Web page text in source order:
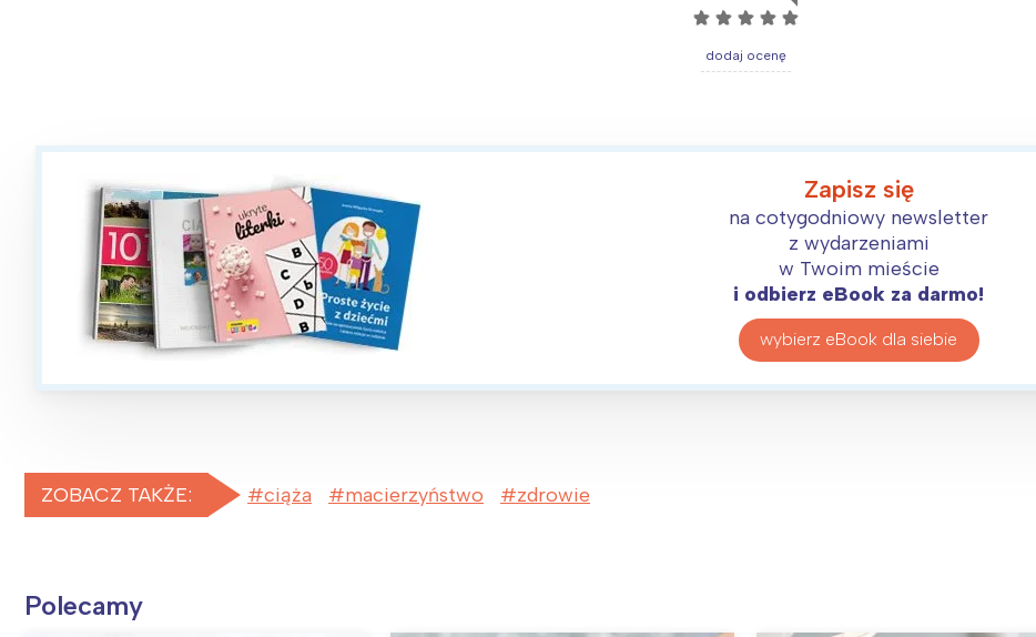
☆ ☆ ☆ ☆ ☆
dodaj ocenę
Zapisz się
na cotygodniowy newsletter
z wydarzeniami
w Twoim mieście
i odbierz eBook za darmo!
wybierz eBook dla siebie
ZOBACZ TAKŻE: ciąża macierzyństwo zdrowie
Polecamy